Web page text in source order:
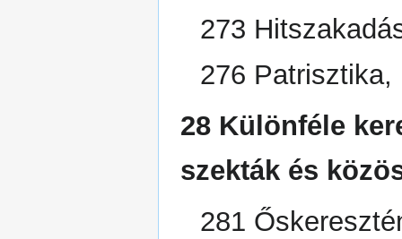
273
276
28 Különféle
szekták és
281